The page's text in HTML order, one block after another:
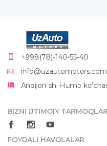
+998(78)-140-55-40
info@uzautomotors.com
Andijon sh. Humo
BIZNI IJTIMOIY
FOYDALI HAVOLALAR